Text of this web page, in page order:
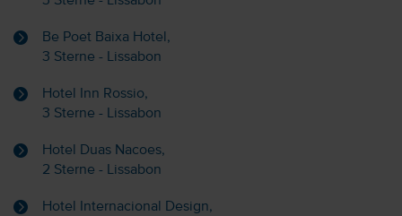
Be Poet Baixa Hotel,
3 Sterne - Lissabon
Hotel Inn Rossio,
3 Sterne - Lissabon
Hotel Duas Nacoes,
2 Sterne - Lissabon
Hotel Internacional Design,